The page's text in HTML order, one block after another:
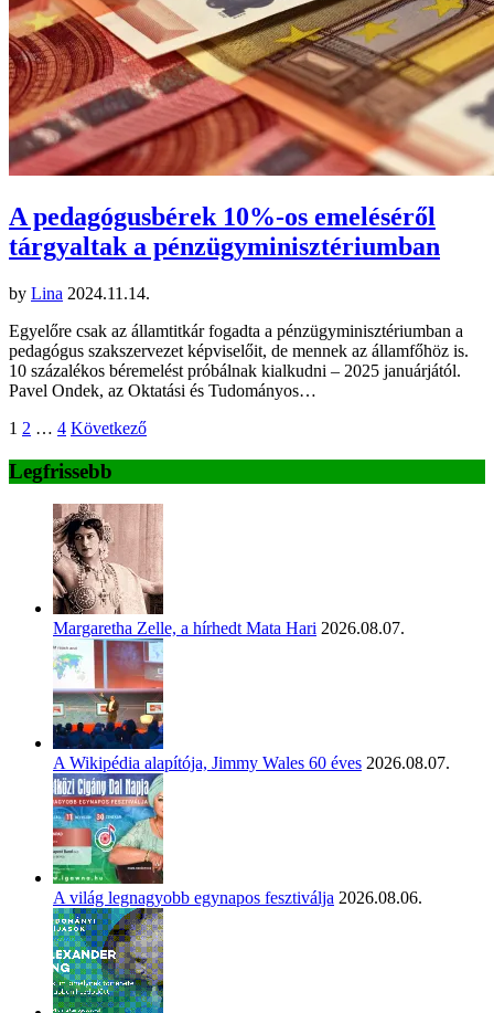
A pedagógusbérek 10%-os emeléséről
tárgyaltak a pénzügyminisztériumban
by Lina 2024.11.14.
Egyelőre csak az államtitkár fogadta a pénzügyminisztériumban a
pedagógus szakszervezet képviselőit, de mennek az államfőhöz is.
10 százalékos béremelést próbálnak kialkudni – 2025 januárjától.
Pavel Ondek, az Oktatási és Tudományos…
Bejegyzések
lapozása
1 2 … 4 Következő
Legfrissebb
Margaretha Zelle, a hírhedt Mata Hari 2026.08.07.
A Wikipédia alapítója, Jimmy Wales 60 éves 2026.08.07.
A világ legnagyobb egynapos fesztiválja 2026.08.06.